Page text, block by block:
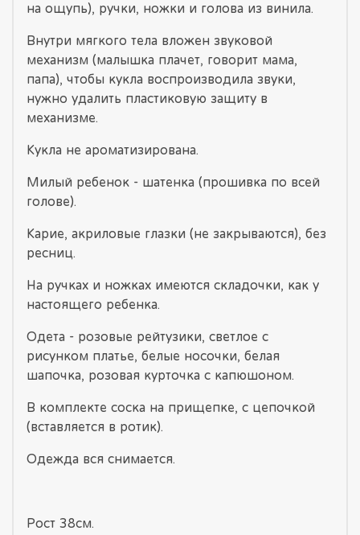
на ощупь), ручки, ножки и голова из винила.
Внутри мягкого тела вложен звуковой
механизм (малышка плачет, говорит мама,
папа), чтобы кукла воспроизводила звуки,
нужно удалить пластиковую защиту в
механизме.
Кукла не ароматизирована.
Милый ребенок - шатенка (прошивка по всей
голове).
Карие, акриловые глазки (не закрываются), без
ресниц.
На ручках и ножках имеются складочки, как у
настоящего ребенка.
Одета - розовые рейтузики, светлое с
рисунком платье, белые носочки, белая
шапочка, розовая курточка с капюшоном.
В комплекте соска на прищепке, с цепочкой
(вставляется в ротик).
Одежда вся снимается.
Рост 38см.